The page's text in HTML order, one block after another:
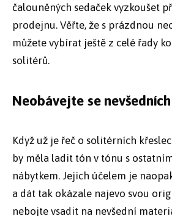
čalouněných sedaček vyzkoušet
prodejnu. Věřte, že s prázdnou
můžete vybírat ještě z celé řady
solitérů.
Neobávejte se
Když už je řeč o solitérních
by měla ladit tón v tónu s
nábytkem. Jejich účelem je
a dát tak okázale najevo svou
nebojte vsadit na nevšední